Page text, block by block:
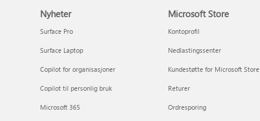
Nyheter
Surface Pro
Surface Laptop
Copilot for organisasjoner
Copilot til personlig bruk
Microsoft 365
Microsoft Store
Kontoprofil
Nedlastingssenter
Kundestøtte for Microsoft Store
Returer
Ordresporing